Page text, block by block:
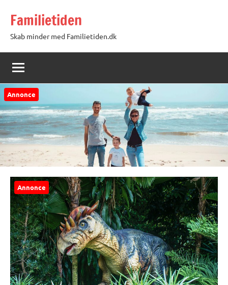
indhold
Familietiden
Skab minder med Familietiden.dk
Annonce
Annonce